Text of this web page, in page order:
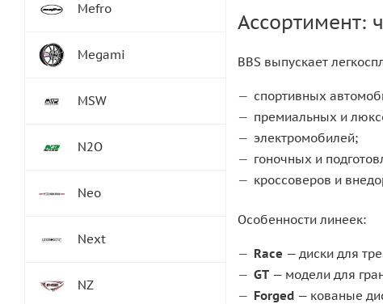
Ассортимент:
BBS выпускает
спортивных
премиальных и
электромобилей;
гоночных и
кроссоверов и
Особенности линеек:
Race — диски для
GT — модели для
Forged — кованые
Mefro
Megami
MSW
N2O
Neo
Next
NZ